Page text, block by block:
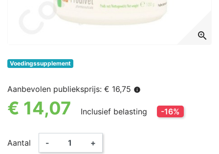
zoom_in
Voedingssupplement
Aanbevolen publieksprijs: € 16,75 info
€ 14,07 Inclusief belasting -16%
Aantal - +